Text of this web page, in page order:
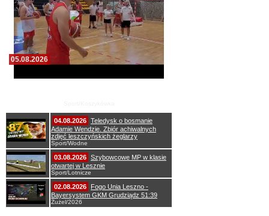
05.08.2026
04.08.2026 Teledysk o bosmanie
Adamie Wendzie. Zbiór achiwalnych
zdjęć leszczyńskich żeglarzy
Sport/Wodne
03.08.2026 Szybowcowe MP w klasie
otwartej w Lesznie
Sport/Lotnicze
02.08.2026
Fogo Unia Leszno -
Bayersystem GKM Grudziądz 51:39
Żużel/2026